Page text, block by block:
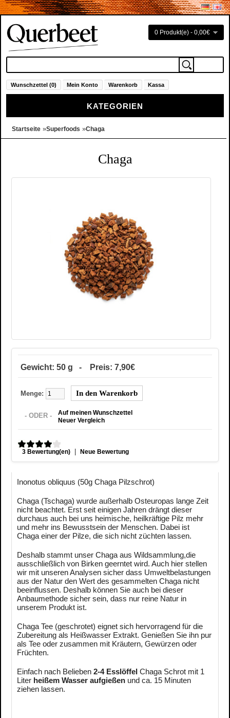
0 Produkt(e) - 0,00€
Wunschzettel (0) Mein Konto Warenkorb Kassa
KATEGORIEN
Startseite »Superfoods »Chaga
Chaga
Gewicht: 50 g - Preis: 7,90€
Menge:
- ODER -
Auf meinen Wunschzettel
Neuer Vergleich
3 Bewertung(en) | Neue Bewertung
Inonotus obliquus (50g Chaga Pilzschrot)
Chaga (Tschaga) wurde außerhalb Osteuropas lange Zeit
nicht beachtet. Erst seit einigen Jahren drängt dieser
durchaus auch bei uns heimische, heilkräftige Pilz mehr
und mehr ins Bewusstsein der Menschen. Dabei ist
Chaga einer der Pilze, die sich nicht züchten lassen.
Deshalb stammt unser Chaga aus Wildsammlung,die
ausschließlich von Birken geerntet wird. Auch hier stellen
wir mit unseren Analysen sicher dass Umweltbelastungen
aus der Natur den Wert des gesammelten Chaga nicht
beeinflussen. Deshalb können Sie auch bei dieser
Anbaumethode sicher sein, dass nur reine Natur in
unserem Produkt ist.
Chaga Tee (geschrotet) eignet sich hervorragend für die
Zubereitung als Heißwasser Extrakt. Genießen Sie ihn pur
als Tee oder zusammen mit Kräutern, Gewürzen oder
Früchten.
Einfach nach Belieben 2-4 Esslöffel Chaga Schrot mit 1
Liter heißem Wasser aufgießen und ca. 15 Minuten
ziehen lassen.